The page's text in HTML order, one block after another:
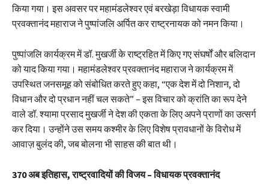
किया गया। इस अवसर पर महामंडलेश्वर एवं बरखेड़ा विधायक स्वामी
प्रवक्तानंद महाराज ने पुष्पांजलि अर्पित कर राष्ट्रनायक को नमन किया।
पुष्पांजलि कार्यक्रम में डॉ. मुखर्जी के राष्ट्रहित में किए गए संघर्षों और बलिदान
को याद किया गया। महामंडलेश्वर प्रवक्तानंद महाराज ने कार्यक्रम में
उपस्थित जनसमूह को संबोधित करते हुए कहा, “एक देश में दो निशान, दो
विधान और दो प्रधान नहीं चल सकते” – इस विचार को क्रांति का रूप देने
वाले डॉ. श्यामा प्रसाद मुखर्जी ने देश की एकता के लिए अपने प्राणों का उत्सर्ग
कर दिया। उन्होंने उस समय कश्मीर के लिए विशेष प्रावधानों के विरोध में
आवाज़ बुलंद की, जब बोलना भी साहस की बात थी।
370 अब इतिहास, राष्ट्रवादियों की विजय – विधायक प्रवक्तानंद